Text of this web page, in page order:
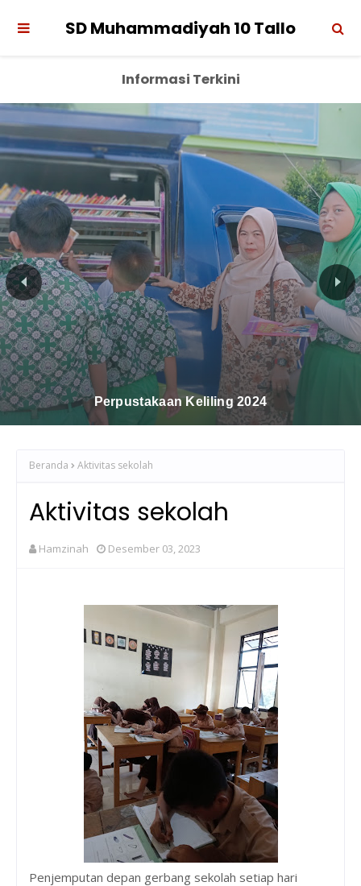
SD Muhammadiyah 10 Tallo
Informasi Terkini
Sholawatan Dan Tartil
Beranda Aktivitas sekolah
Aktivitas sekolah
Hamzinah Desember 03, 2023
Penjemputan depan gerbang sekolah setiap hari